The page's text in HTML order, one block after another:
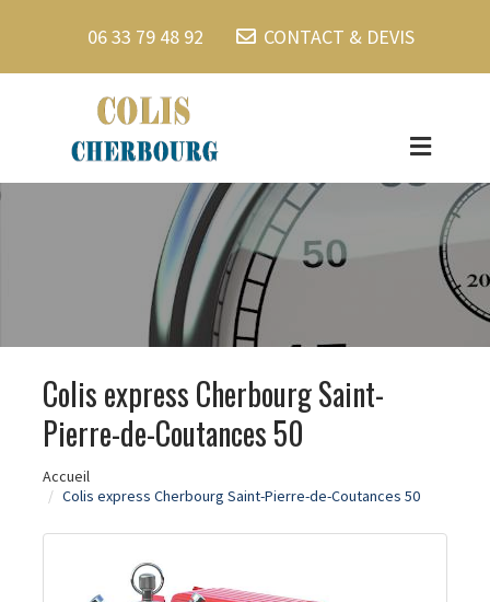
06 33 79 48 92 CONTACT & DEVIS
Colis express Cherbourg Saint-
Pierre-de-Coutances 50
Accueil
Colis express Cherbourg Saint-Pierre-de-Coutances 50